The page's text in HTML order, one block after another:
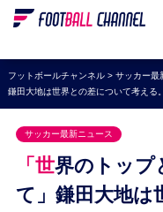
WEリーグ
海外サッカー
プレミアリーグ
ラ・リーガ
セリエA
ブンデスリーガ
フットボールチャンネル> サッカー最
鎌田大地は世界との差について考える
サッカー最新ニュース
「世界のトップと今の自分たちを比べ
て」鎌田大地は